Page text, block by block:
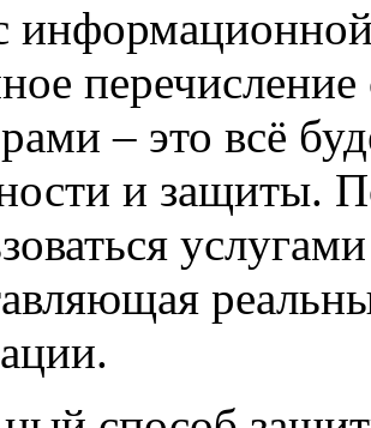
– это всё
и защиты.